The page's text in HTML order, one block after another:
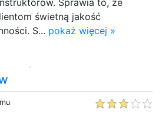
świetną jakość
S... pokaż więcej »